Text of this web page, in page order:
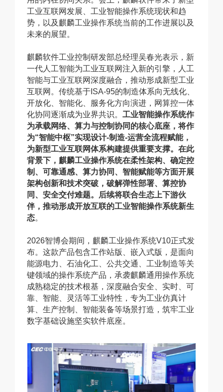
工业互联网发展、工业智能操作系统现状和趋
势，以及麒麟工业操作系统当前的工作进展以及
未来的展望。
麒麟软件工业控制研发部总经理吴春光表示，新
一代人工智能为工业互联网注入新的引擎，人工
智能与工业互联网深度融合，推动形成新型工业
互联网。传统基于ISA-95的制造体系向无线化、
开放化、智能化、服务化方向演进，网算控一体
化协同逐渐成为业界共识。 工业智能操作系统作
为承载网络、算力与控制协同的核心底座，将作
为“智能中枢”实现设计-制造-运营全流程赋能，
为新型工业互联网体系构建提供重要支撑。在此
背景下，麒麟工业操作系统在柔性架构、确定控
制、可靠通感、算力协同、智能赋能等方面开展
架构创新和技术突破，破解弹性部署、算控协
同、安全交付难题。后续将联合生态上下游伙
伴，推动形成开放互联的工业智能操作系统新生
态。
2026智博会期间，麒麟工业操作系统V10正式发
布。这款产品包含工作站版、嵌入式版，是面向
能源电力、石油化工、公共交通、工业制造等关
键领域的操作系统产品，承袭麒麟通用操作系统
成熟稳定的技术根基，深度融合安全、实时、可
靠、智能、灵活等工业特性，专为工业仿真计
算、生产控制、智能装备等场景打造，筑牢工业
数字基础设施坚实软件底座。